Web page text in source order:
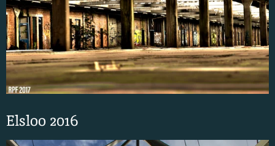
Elsloo 2016